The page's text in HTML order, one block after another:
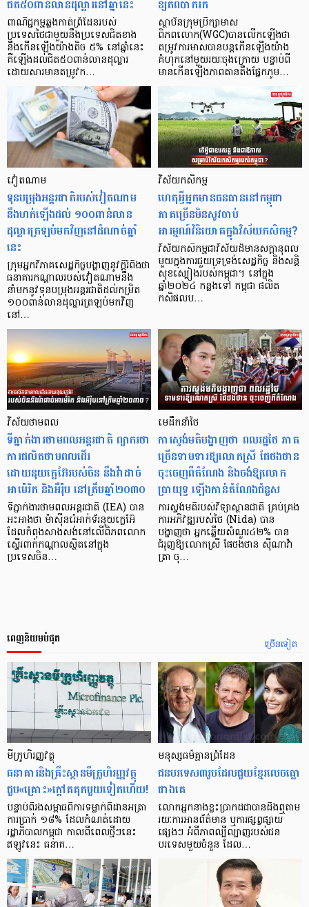
ជិត៥០ពាន់លានដុល្លារនៅឆ្នាំនេះ
ពាណិជ្ជកម្មឆ្លងកាត់ព្រំដែនរបស់
ប្រទេសថៃជាមួយនឹងប្រទេសជិតខាង
នឹងកើនឡើងយ៉ាងតិច ៥% នៅឆ្នាំនេះ
គឺឡើងដល់ជិត៥០ពាន់លានដុល្លារ
ដោយសារមានតម្រូវក…
ខ្សត់ពិបាករក
ស្ថាប័នក្រុមប្រឹក្សាមាស
ពិភពលោក(WGC)បានលើកឡើងថា
តម្រូវការមាសបានបន្តកើនឡើងយ៉ាង
គំហុកនៅមួយរយៈចុងក្រោយ បន្ទាប់ពី
មានកើនឡើងភាពតានតឹងផ្នែកភូម…
វៀតណាម
ទុនបម្រុងអន្តរជាតិរបស់វៀតណាម
នឹងហក់ឡើងដល់ ១០០ពាន់លាន
ដុល្លារត្រឡប់មកវិញនៅដំណាច់ឆ្នាំ
នេះ
ក្រុមអ្នកវិភាគសេដ្ឋកិច្ចបង្ហាញនូវក្ដីរំពឹងថា
ធនាគារកណ្ដាលរបស់វៀតណាមនឹង
នាំមកនូវទុនបម្រុងអន្តរជាតិដល់កម្រិត
១០០ពាន់លានដុល្លារត្រឡប់មកវិញ
នៅ…
វិស័យកសិកម្ម
ហេតុអ្វីអ្នកមានធនធាននៅកម្ពុជា
ភាគច្រើនមិនសូវចាប់
អារម្មណ៍វិនិយោគក្នុងវិស័យកសិកម្ម?
វិស័យកសិកម្មជាវិស័យដ៏មានសក្ដានុពល
មួយក្នុងការជួយទ្រទ្រង់សេដ្ឋកិច្ច និងសន្តិ
សុខស្បៀងរបស់កម្ពុជា។ នៅក្នុង
ឆ្នាំ២០២៤ កន្លងទៅ កម្ពុជា ផលិត
កសិផលប…
វិស័យថាមពល
ទីភ្នាក់ងារថាមពលអន្តរជាតិ ព្យាករថា
ការផលិតថាមពលដើរ
ដោយនុយក្លេអ៊ែរបស់ចិន នឹងវ៉ាដាច់
អាម៉េរិក និងអឺរ៉ុប នៅត្រឹមឆ្នាំ២០៣០
ទីភ្នាក់ងារថាមពលអន្តរជាតិ (IEA) បាន
អះអាងថា ម៉ាស៊ីនរ៉េអាក់ទ័រនុយក្លេអ៊ែ
ដែលកំពុងសាងសង់នៅលើពិភពលោក
ស្ទើរពាក់កណ្តាលស្ថិតនៅក្នុង
ប្រទេសចិន…
មេដឹកនាំថៃ
ការស្ទង់មតិបង្ហាញថា ពលរដ្ឋថៃ ភាគ
ច្រើនទាមទារឱ្យលោកស្រី ផែថងថាន
ចុះចេញពីតំណែង និងចង់ឱ្យលោក
ប្រាយុទ្ធ ឡើងកាន់តំណែងជំនួស
ការស្ទង់មតិរបស់វិទ្យាស្ថានជាតិ គ្រប់គ្រង
ការអភិវឌ្ឍរបស់ថៃ (Nida) បាន
បង្ហាញថា អ្នកឆ្លើយសំណួរ៤២% បាន
ជំរុញឱ្យលោកស្រី ផែថងថាន ស៊ីណាវ៉ា
ត្រា ចុ…
ច្រើនទៀត
ពេញនិយមបំផុត
មីក្រូ​ហិរញ្ញវត្ថុ
ធនាគារ​និង​គ្រឹះស្ថាន​មីក្រូ​ហិរញ្ញវត្ថុ​
ជួប«គ្រោះ»ក្តៅ​គគុក​មួយ​ទៀត​ហើយ!
បន្ទាប់​ពី​រង​សម្ពាធ​​ពី​ការ​ទម្លាក់​ពិដាន​អត្រា​
ការ​ប្រាក់ ១៨​% ដែល​កំណត់​ដោយ​
រដ្ឋាភិបាល​កម្ពុជា កាល​ពី​ពេល​ថ្មីៗ​នេះ
ឥឡូវ​នេះ ធនាគ…
មនុស្ស​ធម៌​គ្មាន​ព្រំដែន
ជន​បរទេស​៣​រូប​ដែល​ជួយ​ខ្មែរ​លេច​ធ្លោ​
ជាង​គេ
លោកអ្នក​នាង​ខ្លះ​ប្រាកដ​ជា​បាន​​ដឹង​ឮ​តាម​
រយៈ​ការ​អាន​ព័ត៌មាន ឬ​ការ​ផ្សព្វផ្សាយ​
ផ្សេងៗ អំពី​ភាព​ល្បីល្បាញ​របស់​ជន​
បរទេស​មួយ​ចំនួន ដែល…